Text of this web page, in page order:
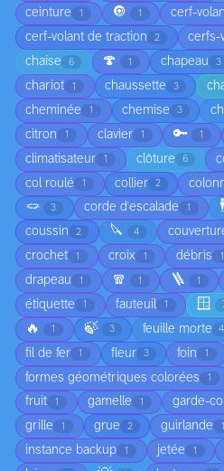
ceinture 1 🔘 1 cerf-
cerf-volant de traction 2 cerfs-
chaise 6 🍄 1 chapeau 3
chariot 1 chaussette 3
cheminée 1 chemise 3
citron 1 clavier 1 🔑 1
climatisateur 1 clôture 6
col roulé 1 collier 2
🪢 3 corde d'escalade 1 🕴️
coussin 2 🔪 4
crochet 1 croix 1 débris 1
drapeau 1 🧣 1 🪜 1
étiquette 1 fauteuil 1 🪟
🔥 1 🍃 3 feuille morte 4
fil de fer 1 fleur 3 foin 1
formes géométriques colorées 1
fruit 1 gamelle 1 garde-
grille 1 grue 2 guirlande 1
instance backup 1 jetée 1